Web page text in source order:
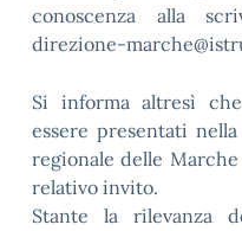
conoscenza alla
direzione-
Si informa altresì
essere presentati
regionale delle
relativo invito.
Stante la rilevanza